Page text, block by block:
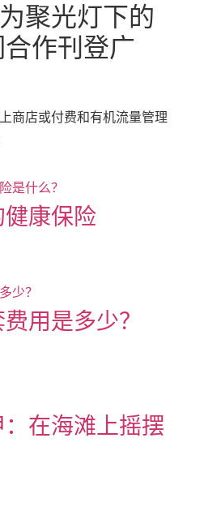
聚光灯下的
作刊登广
商店或付费和有机流量管理
康保险
用是多少？
在海滩上摇摆